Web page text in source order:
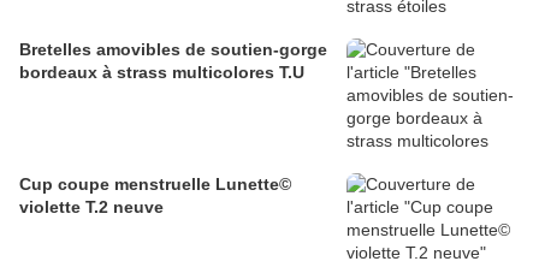
Bretelles amovibles de soutien-gorge
bordeaux à strass multicolores T.U
Cup coupe menstruelle Lunette©
violette T.2 neuve